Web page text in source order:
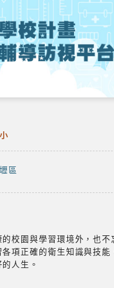
區
校園與學習環境外，也不
項正確的衛生知識與技能
人生。